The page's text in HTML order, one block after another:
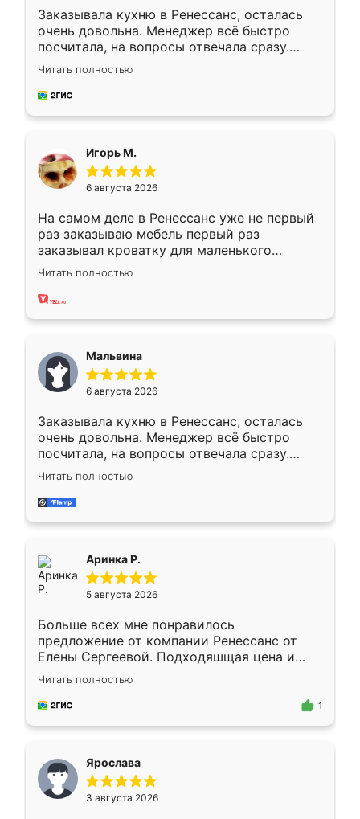
Заказывала кухню в Ренессанс, осталась
очень довольна. Менеджер всё быстро
посчитала, на вопросы отвечала сразу.
Замерщик приехал в субботу, подошёл к
делу со всей ответственностью. Собрали
за день, ребята работали аккуратно, даже
Читать полностью
Игорь М.
6 августа 2026
На самом деле в Ренессанс уже не первый
раз заказываю мебель первый раз
заказывал кроватку для маленького
ребёнка при его рождении ,во второй раз
заказал шкаф-купе. По качеству очень
хорошее сборка достаточно быстрая,
меньше, здесь же он более разнообразный.
Мне нравится ,если что-то потребуется из
мебели буду заказывать только здесь.
Читать полностью
Мальвина
6 августа 2026
Заказывала кухню в Ренессанс, осталась
очень довольна. Менеджер всё быстро
посчитала, на вопросы отвечала сразу.
Замерщик приехал в субботу, подошёл к
делу со всей ответственностью. Собрали
за день, ребята работали аккуратно, даже
Читать полностью
Аринка Р.
5 августа 2026
Больше всех мне понравилось
предложение от компании Ренессанс от
Елены Сергеевой. Подходяшщая цена и
короткие сроки изготовления. Приехавший
для замера сотрудник Владислав
предложил по моему эскизу самый
Читать полностью
1
Ярослава
3 августа 2026